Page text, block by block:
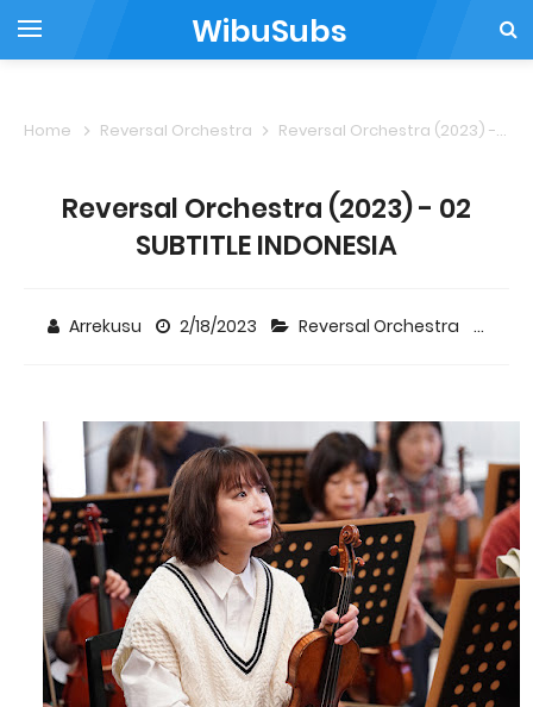
WibuSubs
Home Reversal Orchestra Reversal Orchestra (2023) - 02 SUBTITLE INDONESIA
Reversal Orchestra (2023) - 02
SUBTITLE INDONESIA
Arrekusu 2/18/2023 Reversal Orchestra